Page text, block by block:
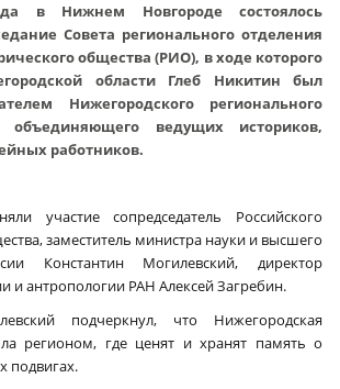
в Нижнем Новгороде состоялось
Совета регионального отделения
общества (РИО), в ходе которого
области Глеб Никитин был
Нижегородского регионального
ведущих историков,
работников.
участие сопредседатель Российского
заместитель министра науки и высшего
Константин Могилевский, директор
и антропологии РАН Алексей Загребин.
подчеркнул, что Нижегородская
регионом, где ценят и хранят память о
подвигах.